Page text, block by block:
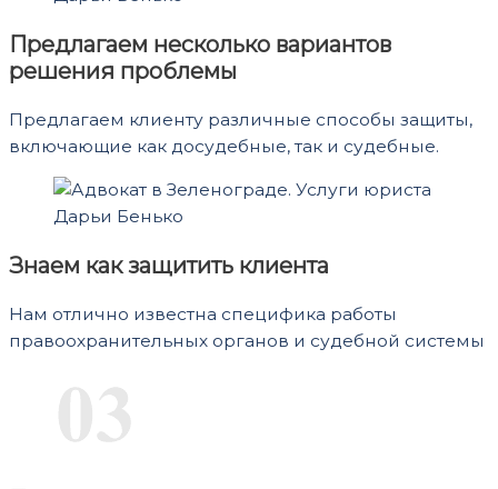
Предлагаем несколько вариантов
решения проблемы
Предлагаем клиенту различные способы защиты,
включающие как досудебные, так и судебные.
Знаем как защитить клиента
Нам отлично известна специфика работы
правоохранительных органов и судебной системы